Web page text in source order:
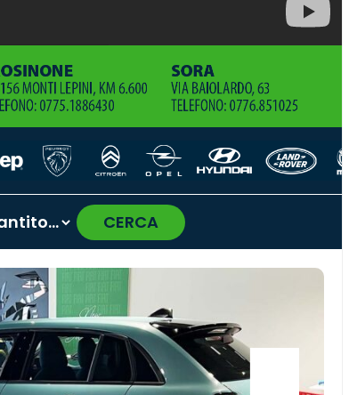
CERCA
›